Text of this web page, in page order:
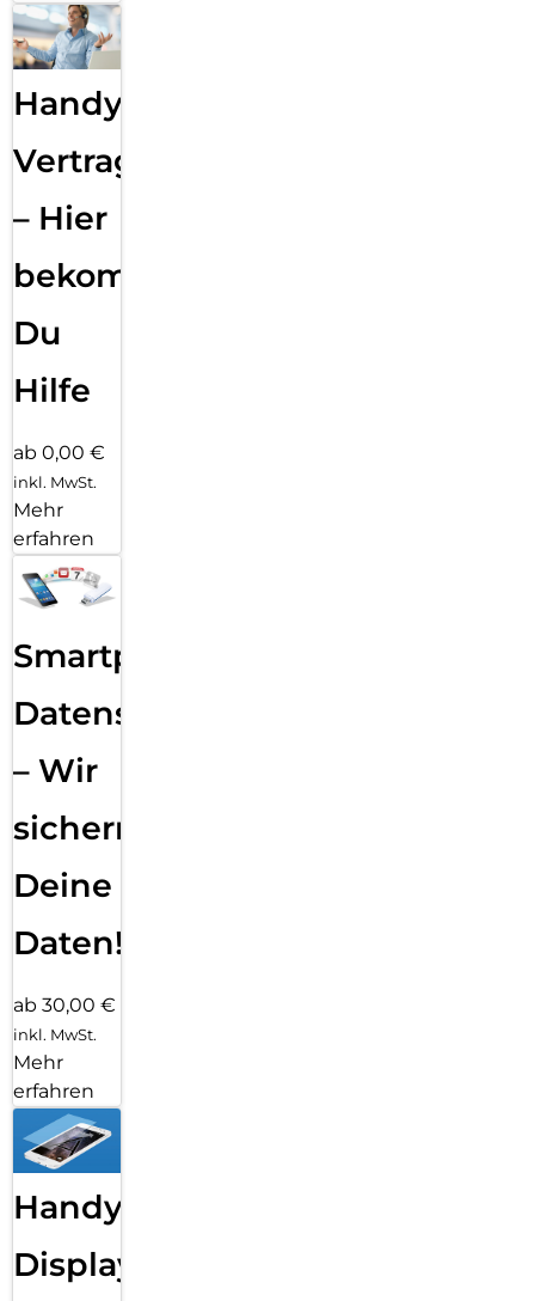
Handy
Vertragsabwicklung
– Hier
bekommst
Du
Hilfe
ab 0,00 €
inkl. MwSt.
Mehr
erfahren
Smartphone
Datensicherung
– Wir
sichern
Deine
Daten!
ab 30,00 €
inkl. MwSt.
Mehr
erfahren
Handy
Displayfolie